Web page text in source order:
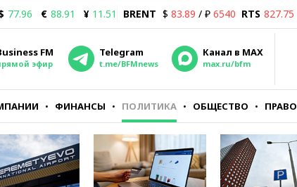
77.96 € 88.91 ¥ 11.51 BRENT $ 83.89 / ₽ 6540 RTS 827.75
FM
эфир
Telegram
t.me/BFMnews
Канал в MAX
max.ru/bfm
ФИНАНСЫ ПОЛИТИКА ОБЩЕСТВО ПРАВО